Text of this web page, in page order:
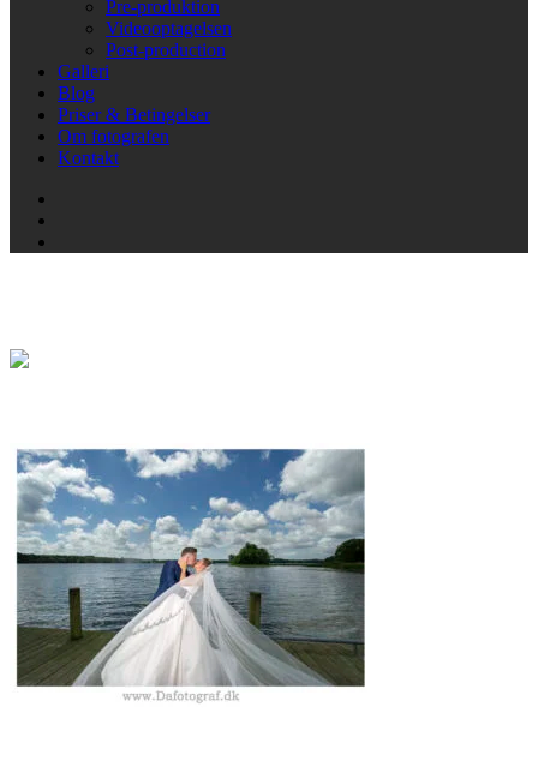
Pre-produktion
Videooptagelsen
Post-production
Galleri
Blog
Priser & Betingelser
Om fotografen
Kontakt